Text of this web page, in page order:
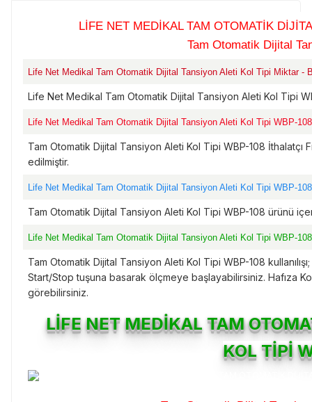
LİFE NET MEDİKAL TAM OTOMATİK
Tam Otomatik Dijital
Life Net Medikal Tam Otomatik Dijital Tansiyon Aleti Kol Tipi Miktar -
Life Net Medikal Tam Otomatik Dijital Tansiyon Aleti Kol Tipi
Life Net Medikal Tam Otomatik Dijital Tansiyon Aleti Kol Tipi WBP-
Tam Otomatik Dijital Tansiyon Aleti Kol Tipi WBP-108 İthalatçı
edilmiştir.
Life Net Medikal Tam Otomatik Dijital Tansiyon Aleti Kol Tipi WBP-
Tam Otomatik Dijital Tansiyon Aleti Kol Tipi WBP-108 ürünü
Life Net Medikal Tam Otomatik Dijital Tansiyon Aleti Kol Tipi WBP-108
Tam Otomatik Dijital Tansiyon Aleti Kol Tipi WBP-108
Start/Stop tuşuna basarak ölçmeye başlayabilirsiniz. Hafıza
görebilirsiniz.
LİFE NET MEDİKAL TAM
KOL TİPİ